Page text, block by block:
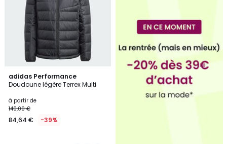
adidas Performance
Doudoune légère Terrex Multi
à partir de
140,00 €
84,64 € -39%
2
Couleurs